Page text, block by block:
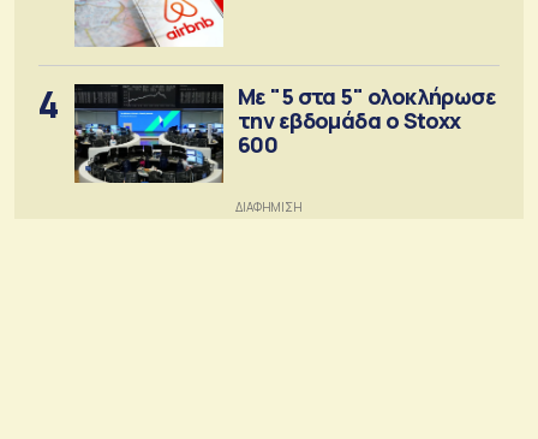
4
Με "5 στα 5" ολοκλήρωσε
την εβδομάδα ο Stoxx
600